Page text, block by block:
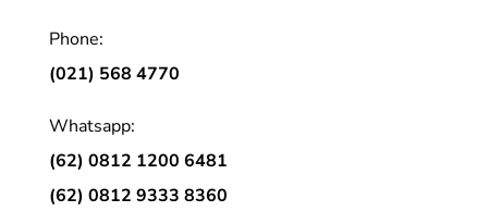
Phone:
(021) 568 4770
Whatsapp:
(62) 0812 1200 6481
(62) 0812 9333 8360